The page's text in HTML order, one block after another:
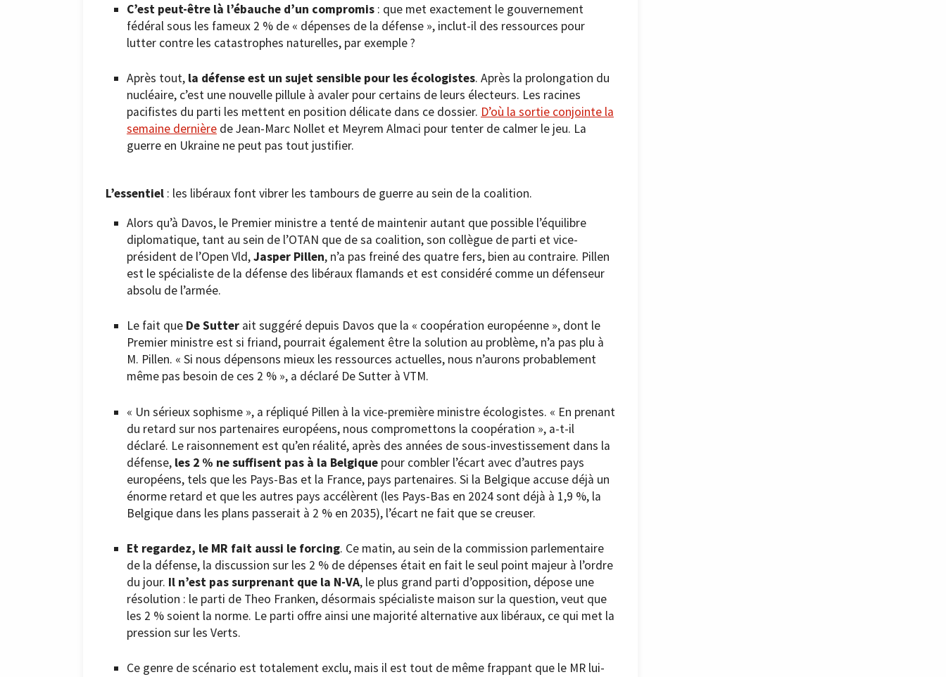
C’est peut-être là l’ébauche d’un compromis : que met exactement le gouvernement
fédéral sous les fameux 2 % de « dépenses de la défense », inclut-il des ressources pour
lutter contre les catastrophes naturelles, par exemple ?
Après tout, la défense est un sujet sensible pour les écologistes. Après la prolongation du
nucléaire, c’est une nouvelle pillule à avaler pour certains de leurs électeurs. Les racines
pacifistes du parti les mettent en position délicate dans ce dossier. D’où la sortie conjointe la
semaine dernière de Jean-Marc Nollet et Meyrem Almaci pour tenter de calmer le jeu. La
guerre en Ukraine ne peut pas tout justifier.
L’essentiel : les libéraux font vibrer les tambours de guerre au sein de la coalition.
Alors qu’à Davos, le Premier ministre a tenté de maintenir autant que possible l’équilibre
diplomatique, tant au sein de l’OTAN que de sa coalition, son collègue de parti et vice-
président de l’Open Vld,Jasper Pillen, n’a pas freiné des quatre fers, bien au contraire. Pillen
est le spécialiste de la défense des libéraux flamands et est considéré comme un défenseur
absolu de l’armée.
Le fait que De Sutter ait suggéré depuis Davos que la « coopération européenne », dont le
Premier ministre est si friand, pourrait également être la solution au problème, n’a pas plu à
M. Pillen. « Si nous dépensons mieux les ressources actuelles, nous n’aurons probablement
même pas besoin de ces 2 % », a déclaré De Sutter à VTM.
« Un sérieux sophisme », a répliqué Pillen à la vice-première ministre écologistes. « En prenant
du retard sur nos partenaires européens, nous compromettons la coopération », a-t-il
déclaré. Le raisonnement est qu’en réalité, après des années de sous-investissement dans la
défense, les 2 % ne suffisent pas à la Belgique pour combler l’écart avec d’autres pays
européens, tels que les Pays-Bas et la France, pays partenaires. Si la Belgique accuse déjà un
énorme retard et que les autres pays accélèrent (les Pays-Bas en 2024 sont déjà à 1,9 %, la
Belgique dans les plans passerait à 2 % en 2035), l’écart ne fait que se creuser.
Et regardez, le MR fait aussi le forcing. Ce matin, au sein de la commission parlementaire
de la défense, la discussion sur les 2 % de dépenses était en fait le seul point majeur à l’ordre
du jour. Il n’est pas surprenant que la N-VA, le plus grand parti d’opposition, dépose une
résolution : le parti de Theo Franken, désormais spécialiste maison sur la question, veut que
les 2 % soient la norme. Le parti offre ainsi une majorité alternative aux libéraux, ce qui met la
pression sur les Verts.
Ce genre de scénario est totalement exclu, mais il est tout de même frappant que le MR lui-